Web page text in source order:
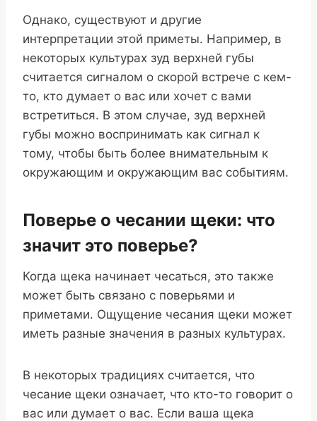
Однако, существуют и другие
интерпретации этой приметы. Например, в
некоторых культурах зуд верхней губы
считается сигналом о скорой встрече с кем-
то, кто думает о вас или хочет с вами
встретиться. В этом случае, зуд верхней
губы можно воспринимать как сигнал к
тому, чтобы быть более внимательным к
окружающим и окружающим вас событиям.
Поверье о чесании щеки: что
значит это поверье?
Когда щека начинает чесаться, это также
может быть связано с поверьями и
приметами. Ощущение чесания щеки может
иметь разные значения в разных культурах.
В некоторых традициях считается, что
чесание щеки означает, что кто-то говорит о
вас или думает о вас. Если ваша щека